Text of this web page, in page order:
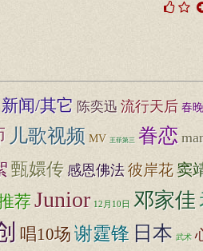
新闻/其它 陈奕迅 流行天后 春晚
儿歌视频 MV 王菲第三 眷恋
甄嬛传 感恩佛法 彼岸花窦
荐Junior 12月10日 邓家佳
唱10场谢霆锋 日本 武术